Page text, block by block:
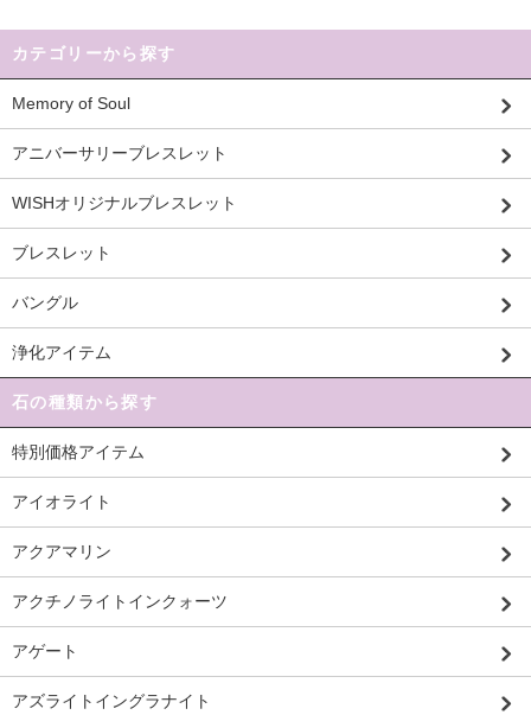
カテゴリーから探す
Memory of Soul
アニバーサリーブレスレット
WISHオリジナルブレスレット
ブレスレット
バングル
浄化アイテム
石の種類から探す
特別価格アイテム
アイオライト
アクアマリン
アクチノライトインクォーツ
アゲート
アズライトイングラナイト